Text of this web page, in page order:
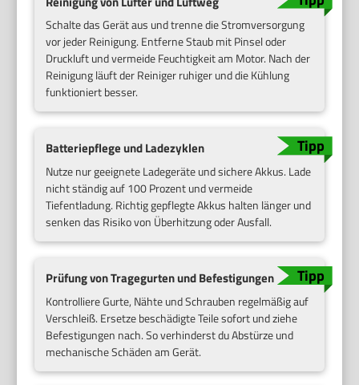
Schalte das Gerät aus und trenne die Stromversorgung
vor jeder Reinigung. Entferne Staub mit Pinsel oder
Druckluft und vermeide Feuchtigkeit am Motor. Nach der
Reinigung läuft der Reiniger ruhiger und die Kühlung
funktioniert besser.
Batteriepflege und Ladezyklen
Nutze nur geeignete Ladegeräte und sichere Akkus. Lade
nicht ständig auf 100 Prozent und vermeide
Tiefentladung. Richtig gepflegte Akkus halten länger und
senken das Risiko von Überhitzung oder Ausfall.
Prüfung von Tragegurten und Befestigungen
Kontrolliere Gurte, Nähte und Schrauben regelmäßig auf
Verschleiß. Ersetze beschädigte Teile sofort und ziehe
Befestigungen nach. So verhinderst du Abstürze und
mechanische Schäden am Gerät.